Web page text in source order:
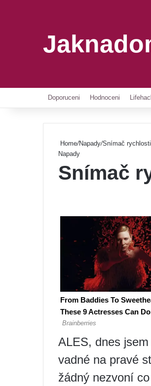
Doporuceni Hodnoceni
Home/Napady/Snímač
Napady
Snímač
ALES, dnes
vadné na pravé
žádný nezvoní